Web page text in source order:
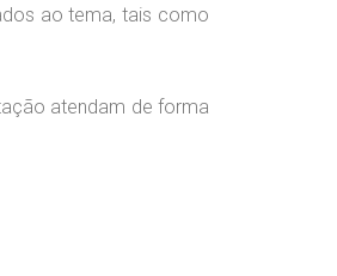
ao tema, tais como
atendam de forma